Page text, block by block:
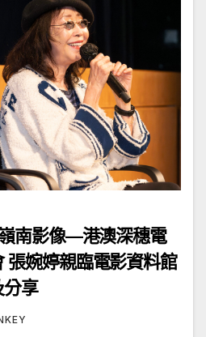
南影像—港澳深穗電
張婉婷親臨電影資料館
享